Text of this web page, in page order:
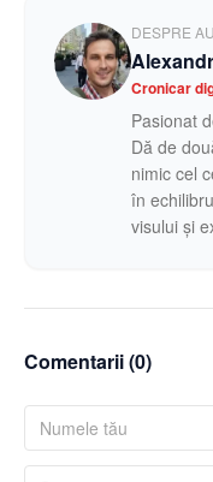
DESPRE
Cronicar
Pasionat
Dă de
nimic cel
în
visului și
Comentarii (0)